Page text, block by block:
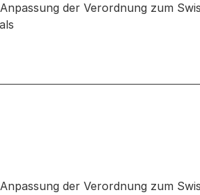
der Verordnung zum
zum Geschäft
der Verordnung zum